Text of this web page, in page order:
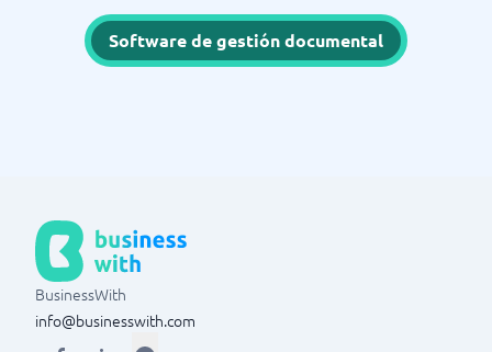
Software de gestión documental
BusinessWith
info@businesswith.com